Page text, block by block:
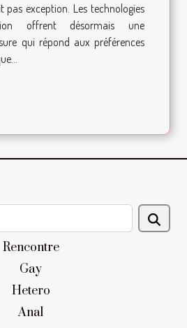
exception. Les technologies
offrent désormais une
qui répond aux préférences
Rencontre
Gay
Hetero
Anal